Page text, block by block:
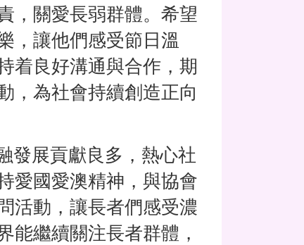
，關愛長弱群體。希望
，讓他們感受節日溫
着良好溝通與合作，期
，為社會持續創造正向
發展貢獻良多，熱心社
愛國愛澳精神，與協會
活動，讓長者們感受濃
能繼續關注長者群體，